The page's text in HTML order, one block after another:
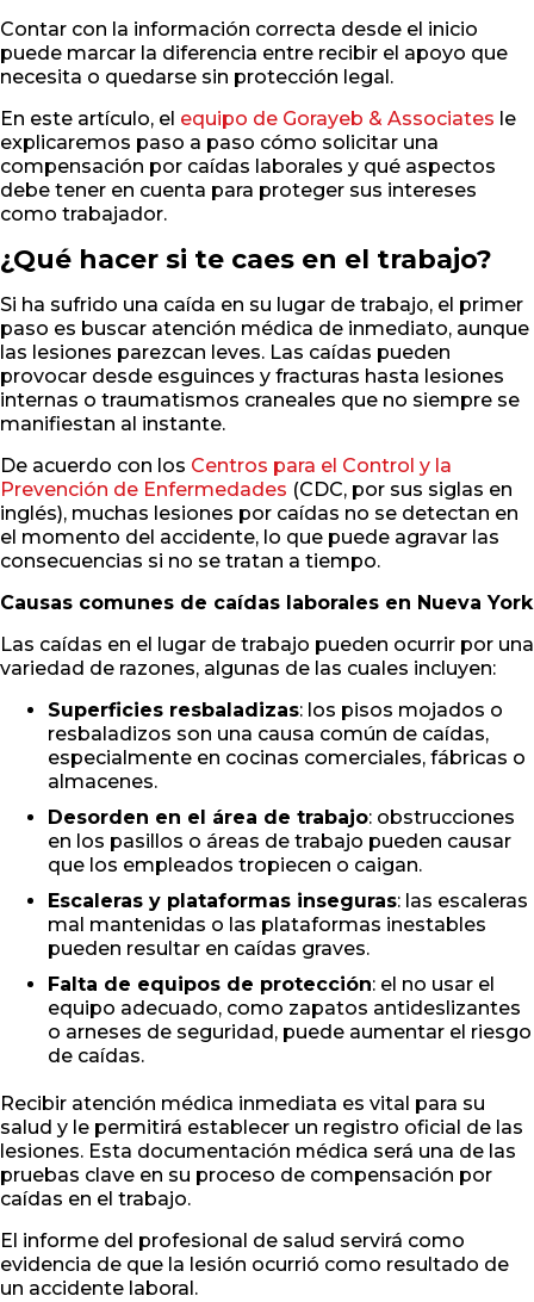
Contar con la información correcta desde el inicio
puede marcar la diferencia entre recibir el apoyo que
necesita o quedarse sin protección legal.
En este artículo, el equipo de Gorayeb & Associates le
explicaremos paso a paso cómo solicitar una
compensación por caídas laborales y qué aspectos
debe tener en cuenta para proteger sus intereses
como trabajador.
¿Qué hacer si te caes en el trabajo?
Si ha sufrido una caída en su lugar de trabajo, el primer
paso es buscar atención médica de inmediato, aunque
las lesiones parezcan leves. Las caídas pueden
provocar desde esguinces y fracturas hasta lesiones
internas o traumatismos craneales que no siempre se
manifiestan al instante.
De acuerdo con los Centros para el Control y la
Prevención de Enfermedades (CDC, por sus siglas en
inglés), muchas lesiones por caídas no se detectan en
el momento del accidente, lo que puede agravar las
consecuencias si no se tratan a tiempo.
Causas comunes de caídas laborales en Nueva York
Las caídas en el lugar de trabajo pueden ocurrir por una
variedad de razones, algunas de las cuales incluyen:
Superficies resbaladizas: los pisos mojados o
resbaladizos son una causa común de caídas,
especialmente en cocinas comerciales, fábricas o
almacenes.
Desorden en el área de trabajo: obstrucciones
en los pasillos o áreas de trabajo pueden causar
que los empleados tropiecen o caigan.
Escaleras y plataformas inseguras: las escaleras
mal mantenidas o las plataformas inestables
pueden resultar en caídas graves.
Falta de equipos de protección: el no usar el
equipo adecuado, como zapatos antideslizantes
o arneses de seguridad, puede aumentar el riesgo
de caídas.
Recibir atención médica inmediata es vital para su
salud y le permitirá establecer un registro oficial de las
lesiones. Esta documentación médica será una de las
pruebas clave en su proceso de compensación por
caídas en el trabajo.
El informe del profesional de salud servirá como
evidencia de que la lesión ocurrió como resultado de
un accidente laboral.